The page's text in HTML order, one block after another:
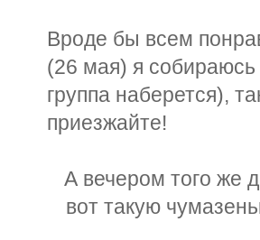
Вроде бы всем
(26 мая) я
группа наберется),
приезжайте!
А вечером того же
вот такую